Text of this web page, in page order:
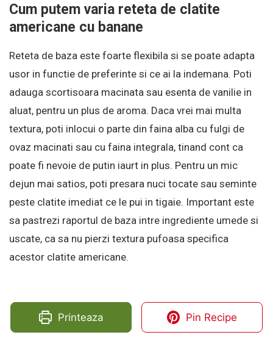
Cum putem varia reteta de clatite
americane cu banane
Reteta de baza este foarte flexibila si se poate adapta
usor in functie de preferinte si ce ai la indemana. Poti
adauga scortisoara macinata sau esenta de vanilie in
aluat, pentru un plus de aroma. Daca vrei mai multa
textura, poti inlocui o parte din faina alba cu fulgi de
ovaz macinati sau cu faina integrala, tinand cont ca
poate fi nevoie de putin iaurt in plus. Pentru un mic
dejun mai satios, poti presara nuci tocate sau seminte
peste clatite imediat ce le pui in tigaie. Important este
sa pastrezi raportul de baza intre ingrediente umede si
uscate, ca sa nu pierzi textura pufoasa specifica
acestor clatite americane.
Printeaza Pin Recipe